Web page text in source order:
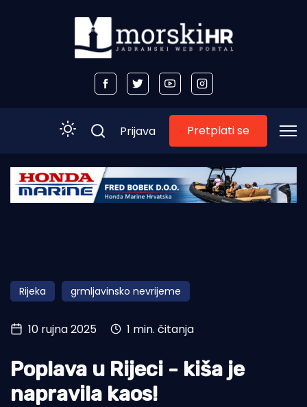
Početna
Obala
Otoci
Turizam i nautika
Pomorstvo
Ribolov
Prijava Pretplati se
Rijeka grmljavinsko nevrijeme
10 rujna 2025 1 min. čitanja
Poplava u Rijeci - kiša je
napravila kaos!